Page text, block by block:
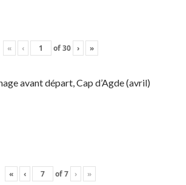
« ‹ of30 › »
avant départ, Cap d’Agde (avril)
« ‹ of7 › »